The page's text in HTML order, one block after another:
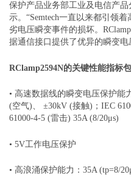
保护产品业务部工业及电信产品
示。“Semtech一直以来都引领
劣电压瞬变事件的损坏。
据通信接口提供了优异的瞬变电
RClamp2594N的关键性能指标
• 高速数据线的瞬变电压保护能
(空气)、 ±30kV (接触)；IEC
61000-4-5 (雷击) 35A (8/20μs)
• 5V工作电压保护
• 高浪涌保护能力：35A (tp=8/